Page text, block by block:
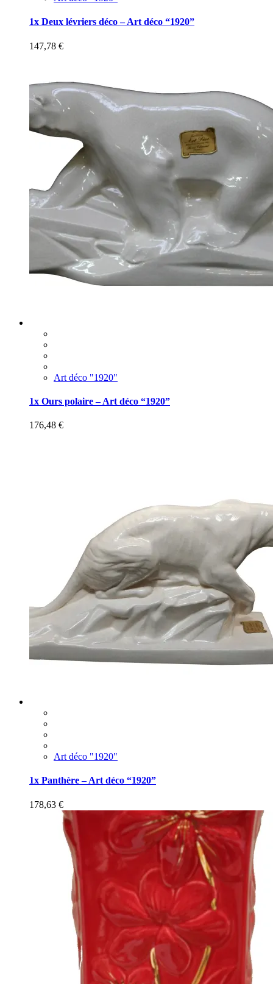
1x Deux lévriers déco – Art déco “1920”
147,78 €
Art déco "1920"
1x Ours polaire – Art déco “1920”
176,48 €
Art déco "1920"
1x Panthère – Art déco “1920”
178,63 €